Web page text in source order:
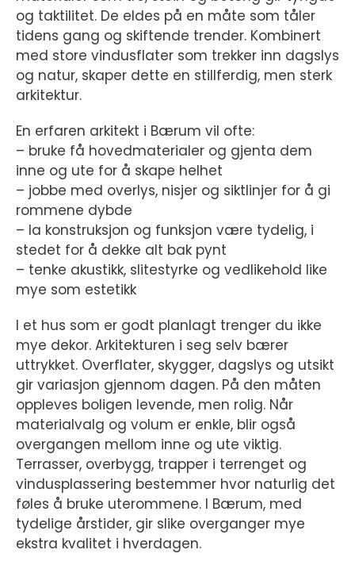
og taktilitet. De eldes på en måte som tåler
tidens gang og skiftende trender. Kombinert
med store vindusflater som trekker inn dagslys
og natur, skaper dette en stillferdig, men sterk
arkitektur.
En erfaren arkitekt i Bærum vil ofte:
– bruke få hovedmaterialer og gjenta dem
inne og ute for å skape helhet
– jobbe med overlys, nisjer og siktlinjer for å gi
rommene dybde
– la konstruksjon og funksjon være tydelig, i
stedet for å dekke alt bak pynt
– tenke akustikk, slitestyrke og vedlikehold like
mye som estetikk
I et hus som er godt planlagt trenger du ikke
mye dekor. Arkitekturen i seg selv bærer
uttrykket. Overflater, skygger, dagslys og utsikt
gir variasjon gjennom dagen. På den måten
oppleves boligen levende, men rolig. Når
materialvalg og volum er enkle, blir også
overgangen mellom inne og ute viktig.
Terrasser, overbygg, trapper i terrenget og
vindusplassering bestemmer hvor naturlig det
føles å bruke uterommene. I Bærum, med
tydelige årstider, gir slike overganger mye
ekstra kvalitet i hverdagen.